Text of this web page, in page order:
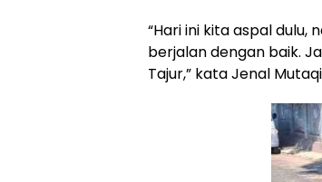
“Hari ini kita aspal
berjalan dengan baik.
Tajur,” kata Jenal